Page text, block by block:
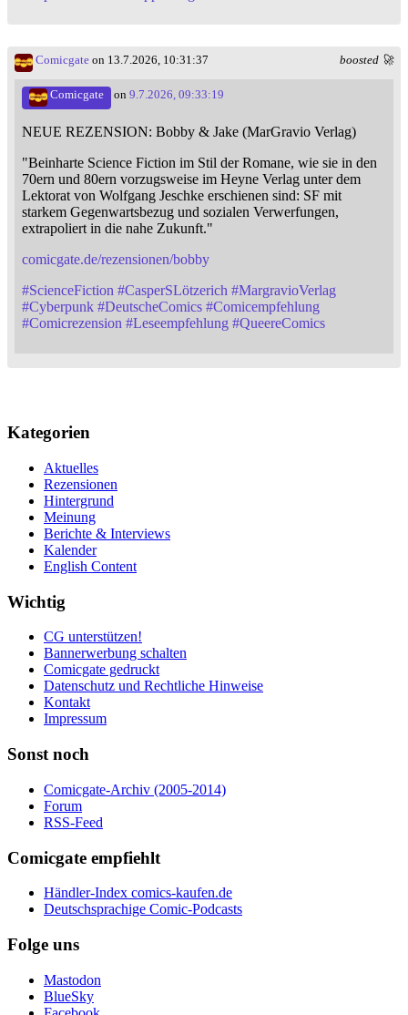
boosted 🚀
Comicgate on 13.7.2026, 10:31:37
Comicgate on 9.7.2026, 09:33:19
NEUE REZENSION: Bobby & Jake (MarGravio Verlag)
"Beinharte Science Fiction im Stil der Romane, wie sie in den
70ern und 80ern vorzugsweise im Heyne Verlag unter dem
Lektorat von Wolfgang Jeschke erschienen sind: SF mit
starkem Gegenwartsbezug und sozialen Verwerfungen,
extrapoliert in die nahe Zukunft."
comicgate.de/rezensionen/bobby
#ScienceFiction #CasperSLötzerich #MargravioVerlag
#Cyberpunk #DeutscheComics #Comicempfehlung
#Comicrezension #Leseempfehlung #QueereComics
Kategorien
Aktuelles
Rezensionen
Hintergrund
Meinung
Berichte & Interviews
Kalender
English Content
Wichtig
CG unterstützen!
Bannerwerbung schalten
Comicgate gedruckt
Datenschutz und Rechtliche Hinweise
Kontakt
Impressum
Sonst noch
Comicgate-Archiv (2005-2014)
Forum
RSS-Feed
Comicgate empfiehlt
Händler-Index comics-kaufen.de
Deutschsprachige Comic-Podcasts
Folge uns
Mastodon
BlueSky